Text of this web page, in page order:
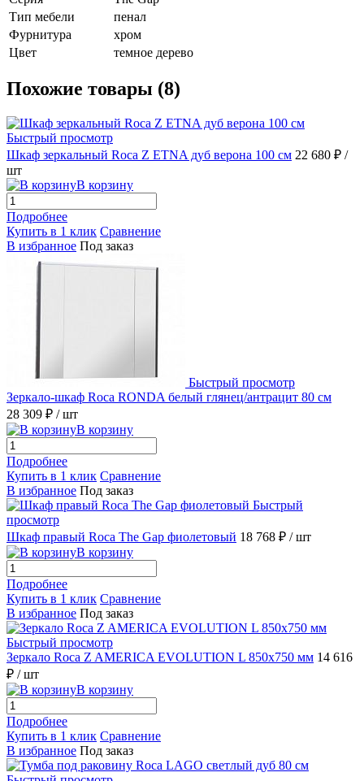
Тип мебели
пенал
Фурнитура
хром
Цвет
темное дерево
Похожие товары (8)
Быстрый просмотр
Шкаф зеркальный Roca Z ETNA дуб верона 100 см 22 680 ₽ /
шт
В корзину
Подробнее
Купить в 1 клик Сравнение
В избранное Под заказ
Быстрый просмотр
Зеркало-шкаф Roca RONDA белый глянец/антрацит 80 см
28 309 ₽ / шт
В корзину
Подробнее
Купить в 1 клик Сравнение
В избранное Под заказ
Быстрый
просмотр
Шкаф правый Roca The Gap фиолетовый 18 768 ₽ / шт
В корзину
Подробнее
Купить в 1 клик Сравнение
В избранное Под заказ
Быстрый просмотр
Зеркало Roca Z AMERICA EVOLUTION L 850х750 мм 14 616
₽ / шт
В корзину
Подробнее
Купить в 1 клик Сравнение
В избранное Под заказ